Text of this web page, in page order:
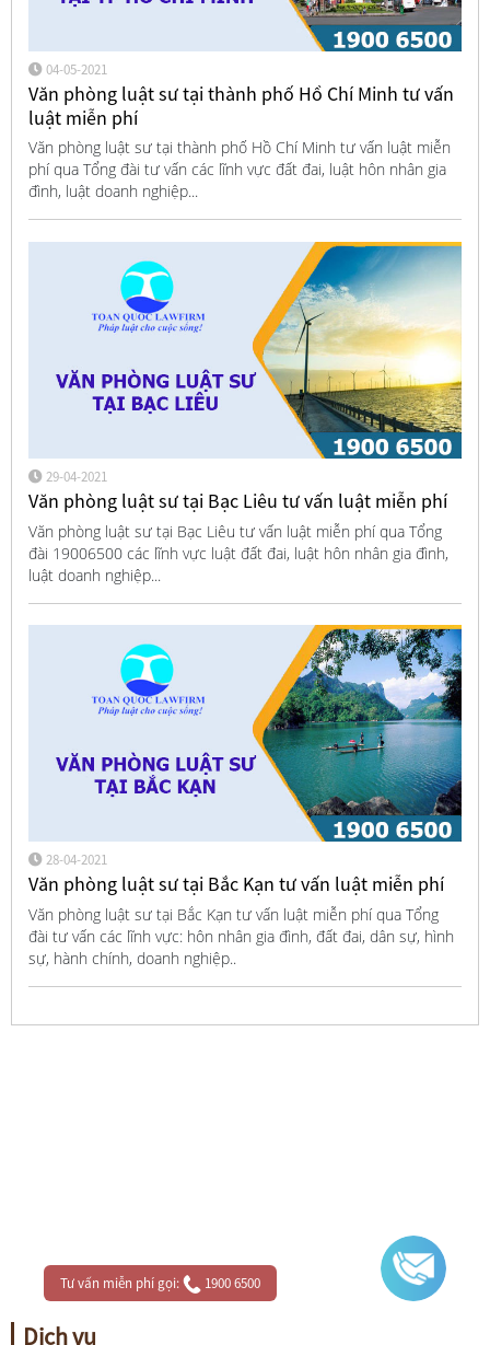
04-05-2021
Văn phòng luật sư tại thành phố Hồ Chí Minh tư vấn
luật miễn phí
Văn phòng luật sư tại thành phố Hồ Chí Minh tư vấn luật miễn
phí qua Tổng đài tư vấn các lĩnh vực đất đai, luật hôn nhân gia
đình, luật doanh nghiệp...
29-04-2021
Văn phòng luật sư tại Bạc Liêu tư vấn luật miễn phí
Văn phòng luật sư tại Bạc Liêu tư vấn luật miễn phí qua Tổng
đài 19006500 các lĩnh vực luật đất đai, luật hôn nhân gia đình,
luật doanh nghiệp...
28-04-2021
Văn phòng luật sư tại Bắc Kạn tư vấn luật miễn phí
Văn phòng luật sư tại Bắc Kạn tư vấn luật miễn phí qua Tổng
đài tư vấn các lĩnh vực: hôn nhân gia đình, đất đai, dân sự, hình
sự, hành chính, doanh nghiệp..
Dịch vụ
Tư vấn miễn phí gọi: 1900 6500